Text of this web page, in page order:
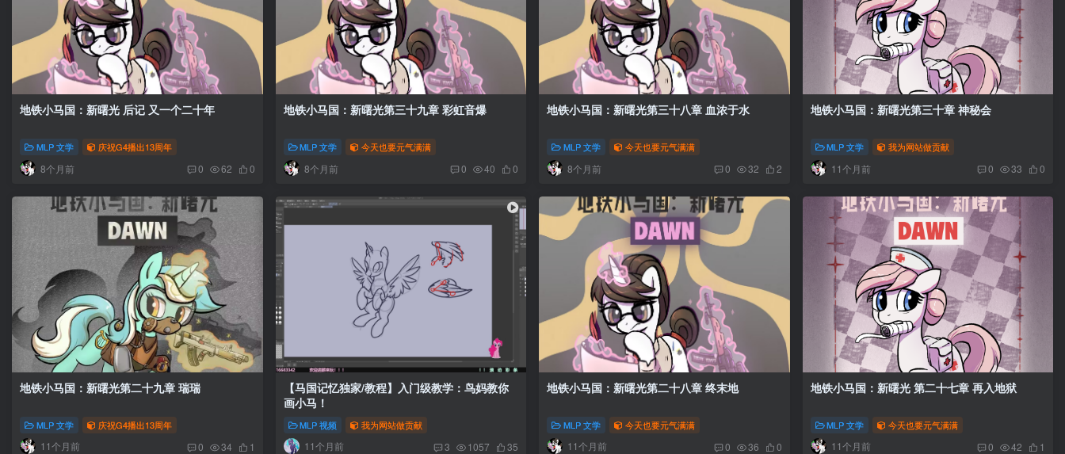
地铁小马国：新曙光 后记 又一个二十年
MLP 文学 庆祝G4播出13周年
8个月前 0 62 0
地铁小马国：新曙光第三十九章 彩虹音爆
MLP 文学 今天也要元气满满
8个月前 0 40 0
地铁小马国：新曙光第三十八章 血浓于水
MLP 文学 今天也要元气满满
8个月前 0 32 2
地铁小马国：新曙光第三十章 神秘会
MLP 文学 我为网站做贡献
11个月前 0 33 0
地铁小马国：新曙光第二十九章 瑞瑞
MLP 文学 庆祝G4播出13周年
11个月前 0 34 1
【马国记忆独家/教程】入门级教学：鸟妈教你
画小马！
MLP 视频 我为网站做贡献
11个月前 3 1057 35
地铁小马国：新曙光第二十八章 终末地
MLP 文学 今天也要元气满满
11个月前 0 36 0
地铁小马国：新曙光 第二十七章 再入地狱
MLP 文学 今天也要元气满满
11个月前 0 42 1